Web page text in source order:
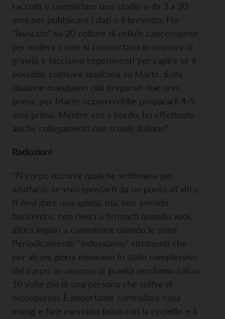
raccolti e completare uno studio e da 3 a 20
anni per pubblicare i dati o il brevetto. Ho
"lavorato" su 20 colture di cellule cancerogene
per vedere come si comportano in assenza di
gravità e facciamo esperimenti per capire se è
possibile coltivare qualcosa su Marte. Sulla
stazione mangiamo cibi preparati due anni
prima, per Marte occorrerebbe prepararli 4-5
anni prima. Mentre ero a bordo, ho effettuato
anche collegamenti con scuole italiane”.
Radiazioni
“Al corpo occorre qualche settimana per
adattarsi: se vuoi spostarti da un punto all'altro,
ti devi dare una spinta, ma, non avendo
baricentro, non riesci a fermarti quando vuoi,
allora impari a camminare usando le mani.
Periodicamente "indossiamo" strumenti che
per alcuni giorni misurano lo stato complessivo
del corpo: in assenza di gravità perdiamo calcio
10 volte più di una persona che soffre di
osteoporosi. È importante controllare cosa
mangi e fare esercizio fisico con la cyclette e il